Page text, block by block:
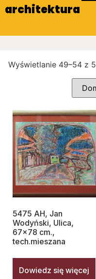
architektura
Wyświetlanie 49–54 z
5475 AH, Jan
Wodyński, Ulica,
67×78 cm.,
tech.mieszana
Dowiedz się więcej